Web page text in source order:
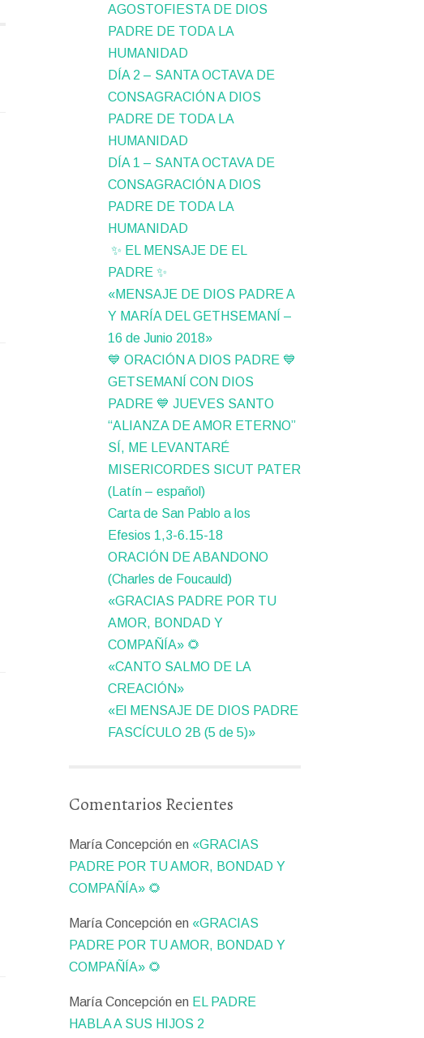
AGOSTOFIESTA DE DIOS
PADRE DE TODA LA
HUMANIDAD
DÍA 2 – SANTA OCTAVA DE
CONSAGRACIÓN A DIOS
PADRE DE TODA LA
HUMANIDAD
DÍA 1 – SANTA OCTAVA DE
CONSAGRACIÓN A DIOS
PADRE DE TODA LA
HUMANIDAD
✨ EL MENSAJE DE EL
PADRE ✨
«MENSAJE DE DIOS PADRE A
Y MARÍA DEL GETHSEMANÍ –
16 de Junio 2018»
💙 ORACIÓN A DIOS PADRE 💙
GETSEMANÍ CON DIOS
PADRE 💙 JUEVES SANTO
“ALIANZA DE AMOR ETERNO”
SÍ, ME LEVANTARÉ
MISERICORDES SICUT PATER
(Latín – español)
Carta de San Pablo a los
Efesios 1,3-6.15-18
ORACIÓN DE ABANDONO
(Charles de Foucauld)
«GRACIAS PADRE POR TU
AMOR, BONDAD Y
COMPAÑÍA» 🌻
«CANTO SALMO DE LA
CREACIÓN»
«El MENSAJE DE DIOS PADRE
FASCÍCULO 2B (5 de 5)»
Comentarios Recientes
María Concepción en «GRACIAS
PADRE POR TU AMOR, BONDAD Y
COMPAÑÍA» 🌻
María Concepción en «GRACIAS
PADRE POR TU AMOR, BONDAD Y
COMPAÑÍA» 🌻
María Concepción en EL PADRE
HABLA A SUS HIJOS 2